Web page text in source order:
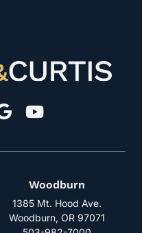
Woodburn
1385 Mt. Hood Ave.
Woodburn, OR 97071